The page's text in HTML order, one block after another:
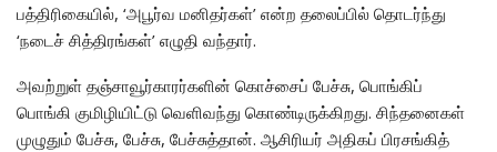
பத்திரிகையில், ‘அபூர்வ மனிதர்கள்’ என்ற தலைப்பில் தொடர்ந்து
‘நடைச் சித்திரங்கள்’ எழுதி வந்தார்.
அவற்றுள் தஞ்சாவூர்காரர்களின் கொச்சைப் பேச்சு, பொங்கிப்
பொங்கி குமிழியிட்டு வெளிவந்து கொண்டிருக்கிறது. சிந்தனைகள்
முழுதும் பேச்சு, பேச்சு, பேச்சுத்தான். ஆசிரியர் அதிகப் பிரசங்கித்